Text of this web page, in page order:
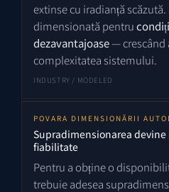
extinse cu iradianță
dimensionată pentru
dezavantajoase— crescând
complexitatea sistemului.
INDUSTRY / MODELED
POVARA DIMENSIONĂRII
Supradimensionarea
fiabilitate
Pentru a obține o
trebuie adesea